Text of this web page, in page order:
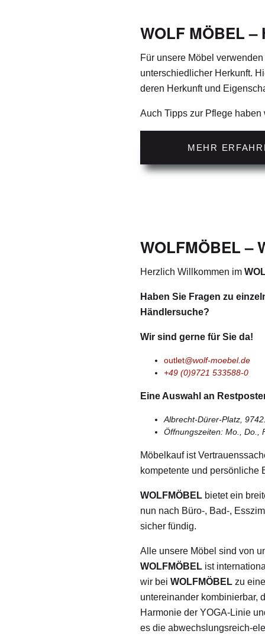
WOLF MÖBEL
Für unsere Möbel
unterschiedlicher Herkunft.
deren Herkunft und
Auch Tipps zur Pflege
MEHR
WOLFMÖBEL –
Herzlich Willkommen im
Haben Sie Fragen zu
Händlersuche?
Wir sind gerne für Sie da!
outlet@wolf-moebel.de
+49 (0)9721 533588-0
Eine Auswahl an
Albrecht-Dürer-Platz,
Öffnungszeiten: Mo., Do.,
Möbelkauf ist
kompetente und persönliche
WOLFMÖBEL bietet ein
nun nach Büro-, Bad-,
sicher fündig.
Alle unsere Möbel sind von
WOLFMÖBEL ist
wir bei WOLFMÖBEL zu
untereinander kombinierbar,
Harmonie der YOGA-Linie
es die abwechslungsreich-